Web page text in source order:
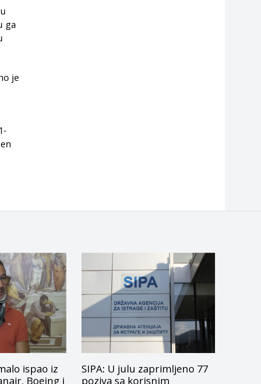
ga
je
ispao iz
Boeing i
SIPA: U julu zaprimljeno 77
poziva sa korisnim